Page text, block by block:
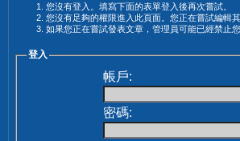
您沒有登入。填寫下面的表單登入後再次嘗試。
您沒有足夠的權限進入此頁面。您正在嘗試編輯
如果您正在嘗試發表文章，管理員可能已經禁止
登入
帳戶:
密碼: